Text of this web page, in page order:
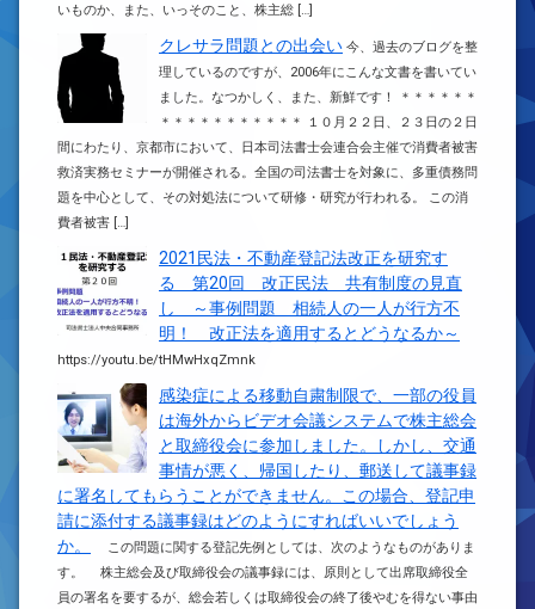
いものか、また、いっそのこと、株主総 […]
クレサラ問題との出会い 今、過去のブログを整
理しているのですが、2006年にこんな文書を書いてい
ました。なつかしく、また、新鮮です！ ＊＊＊＊＊＊
＊＊＊＊＊＊＊＊＊＊＊ １０月２２日、２３日の２日
間にわたり、京都市において、日本司法書士会連合会主催で消費者被害
救済実務セミナーが開催される。全国の司法書士を対象に、多重債務問
題を中心として、その対処法について研修・研究が行われる。 この消
費者被害 […]
2021民法・不動産登記法改正を研究す
る 第20回 改正民法 共有制度の見直
し ～事例問題 相続人の一人が行方不
明！ 改正法を適用するとどうなるか～
https://youtu.be/tHMwHxqZmnk
感染症による移動自粛制限で、一部の役員
は海外からビデオ会議システムで株主総会
と取締役会に参加しました。しかし、交通
事情が悪く、帰国したり、郵送して議事録
に署名してもらうことができません。この場合、登記申
請に添付する議事録はどのようにすればいいでしょう
か。
この問題に関する登記先例としては、次のようなものがありま
す。 株主総会及び取締役会の議事録には、原則として出席取締役全
員の署名を要するが、総会若しくは取締役会の終了後やむを得ない事由